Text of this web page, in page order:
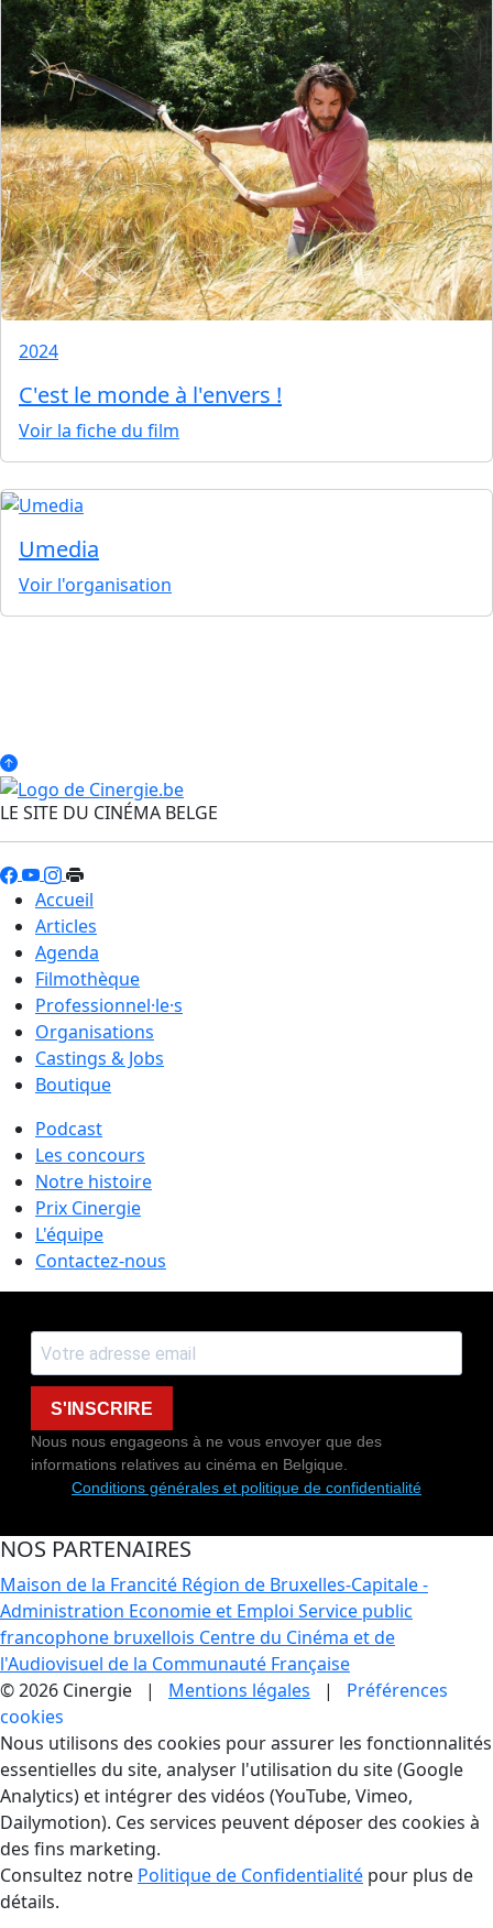
2024
C'est le monde à l'envers !
Voir la fiche du film
Umedia
Voir l'organisation
LE SITE DU CINÉMA BELGE
Accueil
Articles
Agenda
Filmothèque
Professionnel·le·s
Organisations
Castings & Jobs
Boutique
Podcast
Les concours
Notre histoire
Prix Cinergie
L'équipe
Contactez-nous
S'INSCRIRE
Nous nous engageons à ne vous envoyer que des
informations relatives au cinéma en Belgique.
Conditions générales et politique de confidentialité
NOS PARTENAIRES
Maison de la Francité Région de Bruxelles-Capitale -
Administration Economie et Emploi Service public
francophone bruxellois Centre du Cinéma et de
l'Audiovisuel de la Communauté Française
© 2026 Cinergie | Mentions légales | Préférences
cookies
Gestion des Cookies
Nous utilisons des cookies pour assurer les fonctionnalités
essentielles du site, analyser l'utilisation du site (Google
Analytics) et intégrer des vidéos (YouTube, Vimeo,
Dailymotion). Ces services peuvent déposer des cookies à
des fins marketing.
Consultez notre Politique de Confidentialité pour plus de
détails.